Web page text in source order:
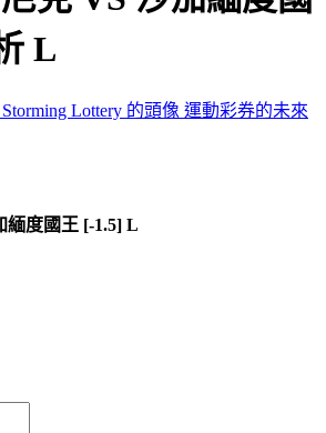
L
運動彩券的未來
緬度國王 [-1.5] L